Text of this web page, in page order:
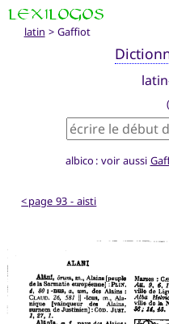
latin > Gaffiot
albico : voir aussi
< page 93 - aisti